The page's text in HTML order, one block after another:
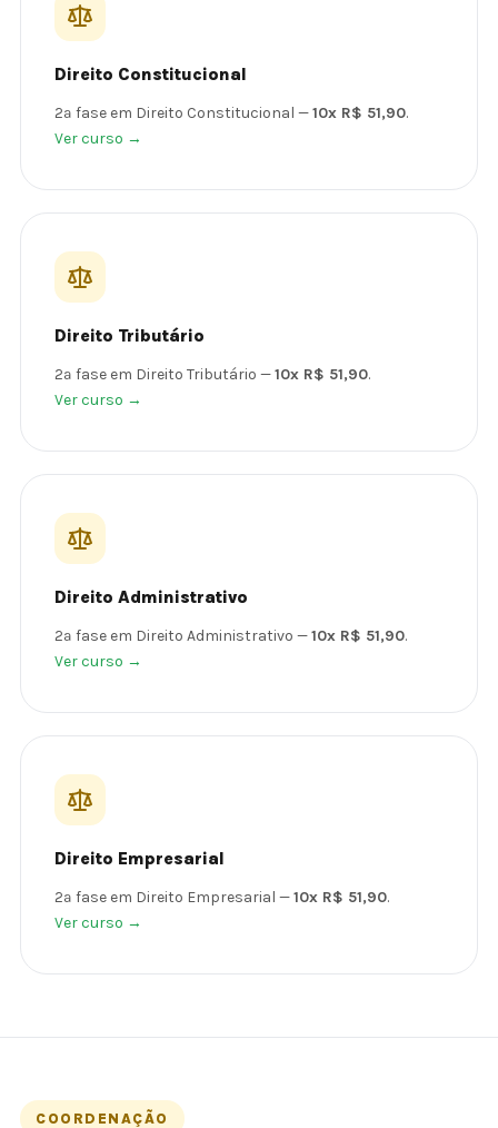
Direito Constitucional
2ª fase em Direito Constitucional —10x R$ 51,90.
Ver curso →
Direito Tributário
2ª fase em Direito Tributário —10x R$ 51,90.
Ver curso →
Direito Administrativo
2ª fase em Direito Administrativo —10x R$ 51,90.
Ver curso →
Direito Empresarial
2ª fase em Direito Empresarial —10x R$ 51,90.
Ver curso →
COORDENAÇÃO